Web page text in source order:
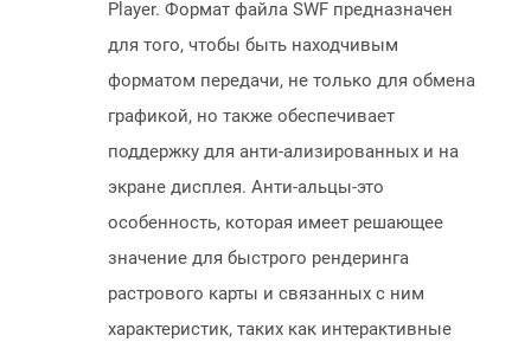
Player. Формат файла SWF предназначен
для того, чтобы быть находчивым
форматом передачи, не только для обмена
графикой, но также обеспечивает
поддержку для анти-ализированных и на
экране дисплея. Анти-альцы-это
особенность, которая имеет решающее
значение для быстрого рендеринга
растрового карты и связанных с ним
характеристик, таких как интерактивные